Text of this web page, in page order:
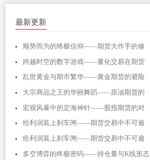
最新更新
顺势而为的终极信仰——期货大作手的修
跨越时空的数字游戏——量化交易在期货
乱世黄金与期市繁华——黄金期货的避险
大宗商品之王的华丽舞蹈——原油期货的
宏观风暴中的定海神针——股指期货的对
给利润装上刹车闸——期货交易中不可逾
给利润装上刹车闸——期货交易中不可逾
多空博弈的终极密码——持仓量与K线形态